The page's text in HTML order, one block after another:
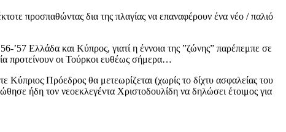
προσπαθώντας δια της πλαγίας να επαναφέρουν ένα νέο / παλιό
’57 Ελλάδα και Κύπρος, γιατί η έννοια της ”ζώνης” παρέπεμπε σε
προτείνουν οι Τούρκοι ευθέως σήμερα…
Πρόεδρος θα μετεωρίζεται (χωρίς το δίχτυ ασφαλείας του
ήδη τον νεοεκλεγέντα Χριστοδουλίδη να δηλώσει έτοιμος για